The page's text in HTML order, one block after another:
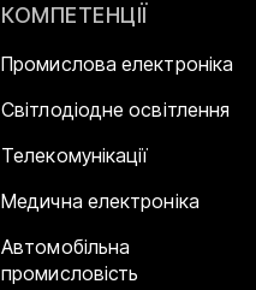
КОМПЕТЕНЦІЇ
Промислова електроніка
Світлодіодне освітлення
Телекомунікації
Медична електроніка
Автомобільна
промисловість